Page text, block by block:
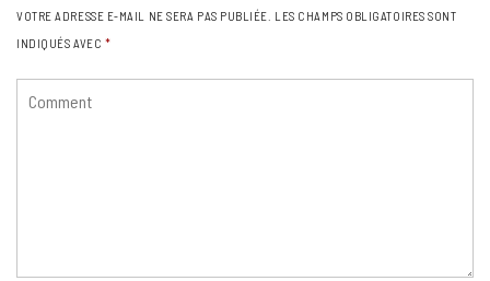
VOTRE ADRESSE E-MAIL NE SERA PAS PUBLIÉE.
LES CHAMPS OBLIGATOIRES SONT
INDIQUÉS AVEC *